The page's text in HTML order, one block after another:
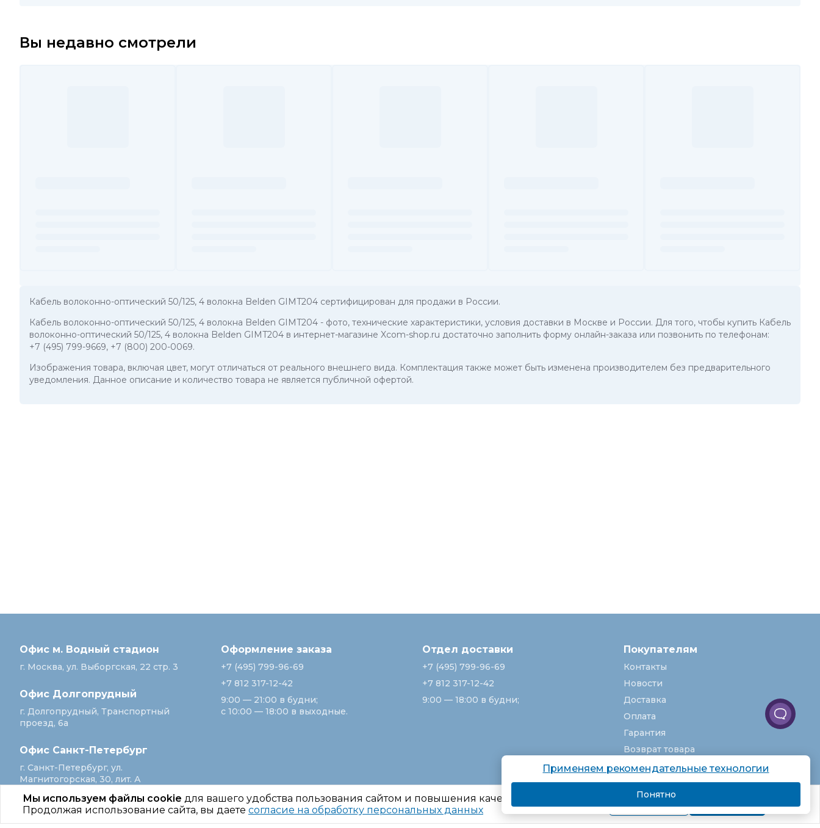
Мы используем файлы cookie для вашего удобства пользования сайтом и повышения качества рекомендаций.
Продолжая использование сайта, вы даете согласие на обработку персональных данных Подробнее Я согласен
Вы недавно смотрели
Кабель волоконно-оптический 50/125, 4 волокна Belden GIMT204 сертифицирован для продажи в России.
Кабель волоконно-оптический 50/125, 4 волокна Belden GIMT204 - фото, технические характеристики, условия доставки в Москве и России. Для того, чтобы купить Кабель
волоконно-оптический 50/125, 4 волокна Belden GIMT204 в интернет-магазине Xcom-shop.ru достаточно заполнить форму онлайн-заказа или позвонить по телефонам:
+7 (495) 799-9669, +7 (800) 200-0069.
Изображения товара, включая цвет, могут отличаться от реального внешнего вида. Комплектация также может быть изменена производителем без предварительного
уведомления. Данное описание и количество товара не является публичной офертой.
Офис м. Водный стадион
г. Москва, ул. Выборгская, 22 стр. 3
Офис Долгопрудный
г. Долгопрудный, Транспортный
проезд, 6а
Офис Санкт‑Петербург
г. Санкт‑Петербург, ул.
Магнитогорская, 30, лит. А
Оформление заказа
+7 (495) 799-96-69
+7 812 317-12-42
9:00 — 21:00 в будни;
с 10:00 — 18:00 в выходные.
Отдел доставки
+7 (495) 799-96-69
+7 812 317-12-42
9:00 — 18:00 в будни;
Покупателям
Контакты
Новости
Доставка
Оплата
Гарантия
Возврат товара
Услуги
О компании
Вакансии
Карта сайта
Применяем рекомендательные технологии
Понятно